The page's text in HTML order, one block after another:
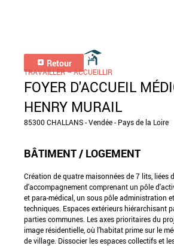
Retour
TRAVAILLER – ACCUEILLIR
FOYER D'ACCUEIL
HENRY MURAIL
85300 CHALLANS - Vendée - Pays de la Loire
BÂTIMENT / LOGEMENT
Création de quatre maisonnées de 7 lits, liées
d'accompagnement comprenant un pôle
et para-médical, un sous pôle administration
techniques. Espaces extérieurs hiérarchisant
parties communes. Les axes prioritaires du
image résidentielle, où l'habitat prime sur le
de village. Dissocier les espaces collectifs et